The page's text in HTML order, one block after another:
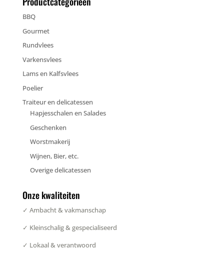
BBQ
Gourmet
Rundvlees
Varkensvlees
Lams en Kalfsvlees
Poelier
Traiteur en delicatessen
Hapjesschalen en Salades
Geschenken
Worstmakerij
Wijnen, Bier, etc.
Overige delicatessen
Onze kwaliteiten
✓ Ambacht & vakmanschap
✓ Kleinschalig & gespecialiseerd
✓ Lokaal & verantwoord